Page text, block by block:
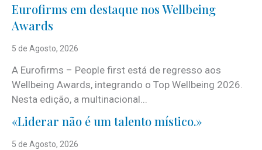
Eurofirms em destaque nos Wellbeing
Awards
5 de Agosto, 2026
A Eurofirms – People first está de regresso aos
Wellbeing Awards, integrando o Top Wellbeing 2026.
Nesta edição, a multinacional...
«Liderar não é um talento místico.»
5 de Agosto, 2026